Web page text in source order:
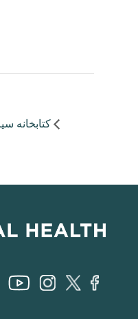
کتابخانه